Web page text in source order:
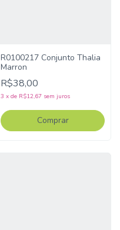
R0100217 Conjunto Thalia
Marron
R$38,00
3 x de R$12,67 sem juros
Comprar